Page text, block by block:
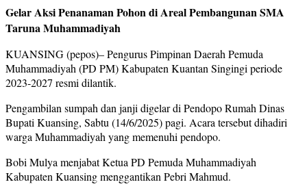
Gelar Aksi Penanaman Pohon di Areal Pembangunan SMA
Taruna Muhammadiyah
KUANSING (pepos)– Pengurus Pimpinan Daerah Pemuda
Muhammadiyah (PD PM) Kabupaten Kuantan Singingi periode
2023-2027 resmi dilantik.
Pengambilan sumpah dan janji digelar di Pendopo Rumah Dinas
Bupati Kuansing, Sabtu (14/6/2025) pagi. Acara tersebut dihadiri
warga Muhammadiyah yang memenuhi pendopo.
Bobi Mulya menjabat Ketua PD Pemuda Muhammadiyah
Kabupaten Kuansing menggantikan Pebri Mahmud.